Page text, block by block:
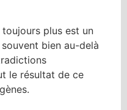
plus est un
bien au-delà
le résultat de ce